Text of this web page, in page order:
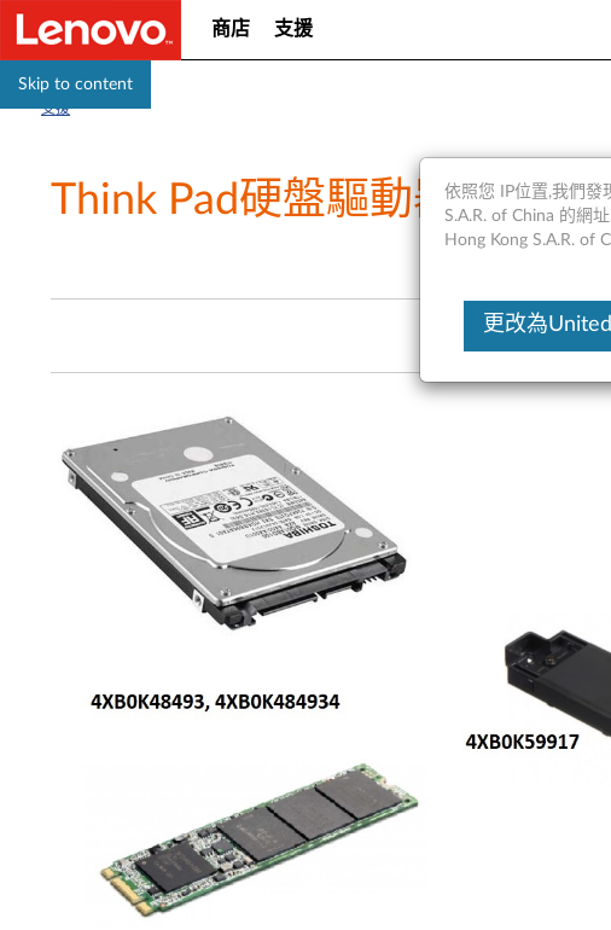
Skip to content
商店 支援
支援
Think Pad硬盤驅動器（依照您 IP位置,我們發
S.A.R. of China 的網
Hong Kong S.A.R. of
更改為